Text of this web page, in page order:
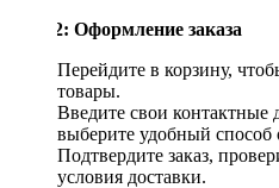
Шаг 2: Оформление заказа
Перейдите в корзину,
товары.
Введите свои контактные
выберите удобный способ
Подтвердите заказ,
условия доставки.